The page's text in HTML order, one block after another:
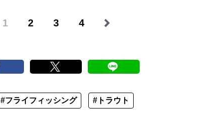
1 2 3 4
#フライフィッシング #トラウト